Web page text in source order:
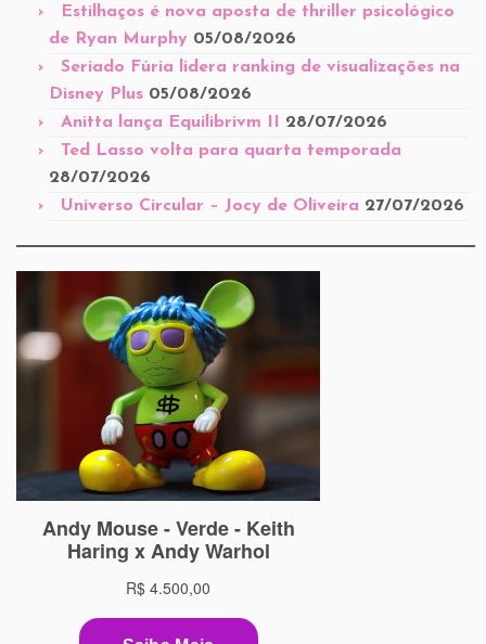
Estilhaços é nova aposta de thriller psicológico
de Ryan Murphy 05/08/2026
Seriado Fúria lidera ranking de visualizações na
Disney Plus 05/08/2026
Anitta lança Equilibrivm II 28/07/2026
Ted Lasso volta para quarta temporada
28/07/2026
Universo Circular – Jocy de Oliveira 27/07/2026